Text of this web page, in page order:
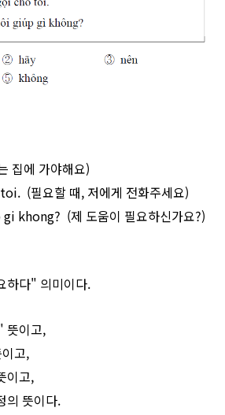
집에 가야해요)
(필요할 때, 저에게 전화주세요)
khong? (제 도움이 필요하신가요?)
하다" 의미이다.
뜻이고,
고,
이고,
의 뜻이다.